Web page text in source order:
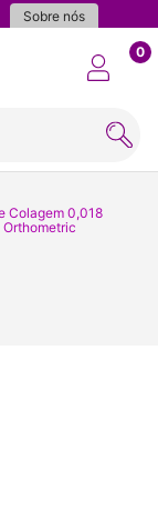
Sobre nós
0
Colagem 0,018